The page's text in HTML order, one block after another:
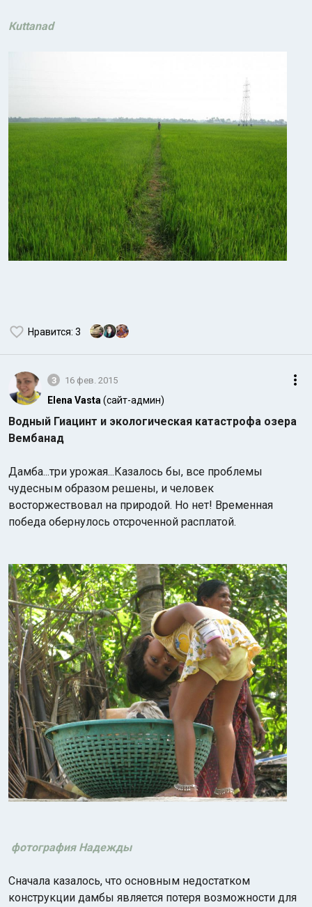
Кuttanad
Нравится: 3
3 16 фев. 2015
Elena Vasta (сайт-админ)
Водный Гиацинт и экологическая катастрофа озера
Вембанад
Дамба...три урожая...Казалось бы, все проблемы
чудесным образом решены, и человек
восторжествовал на природой. Но нет! Временная
победа обернулось отсроченной расплатой.
фотография Надежды
Сначала казалось, что основным недостатком
конструкции дамбы является потеря возможности для